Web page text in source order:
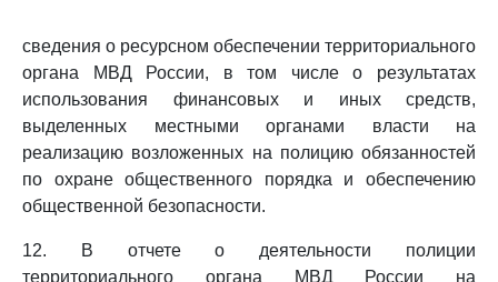
сведения о ресурсном обеспечении территориального
органа МВД России, в том числе о результатах
использования финансовых и иных средств,
выделенных местными органами власти на
реализацию возложенных на полицию обязанностей
по охране общественного порядка и обеспечению
общественной безопасности.
12. В отчете о деятельности полиции
территориального органа МВД России на